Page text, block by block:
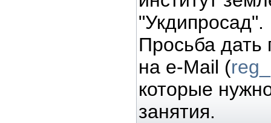
"Укдипросад".
Проcьба дать
на e-Mail (
которые
занятия.